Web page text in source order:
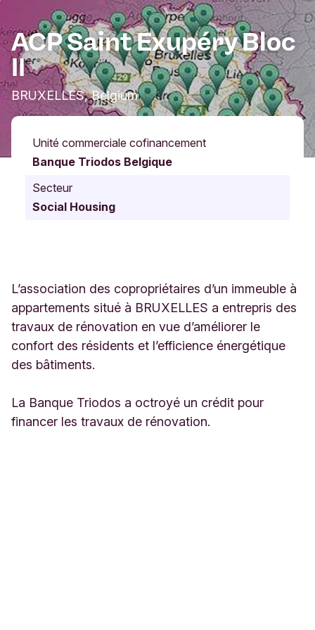
ACP Saint Exupéry Bloc
II
BRUXELLES, Belgium
Unité commerciale cofinancement
Banque Triodos Belgique
Secteur
Social Housing
L’association des copropriétaires d’un immeuble à
appartements situé à BRUXELLES a entrepris des
travaux de rénovation en vue d’améliorer le
confort des résidents et l’efficience énergétique
des bâtiments.
La Banque Triodos a octroyé un crédit pour
financer les travaux de rénovation.